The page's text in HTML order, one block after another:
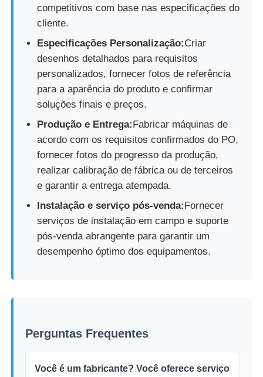
competitivos com base nas especificações do
cliente.
Especificações Personalização:Criar
desenhos detalhados para requisitos
personalizados, fornecer fotos de referência
para a aparência do produto e confirmar
soluções finais e preços.
Produção e Entrega:Fabricar máquinas de
acordo com os requisitos confirmados do PO,
fornecer fotos do progresso da produção,
realizar calibração de fábrica ou de terceiros
e garantir a entrega atempada.
Instalação e serviço pós-venda:Fornecer
serviços de instalação em campo e suporte
pós-venda abrangente para garantir um
desempenho óptimo dos equipamentos.
Perguntas Frequentes
Você é um fabricante? Você oferece serviço